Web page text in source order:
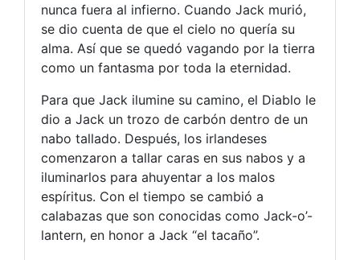
nunca fuera al infierno. Cuando Jack murió,
se dio cuenta de que el cielo no quería su
alma. Así que se quedó vagando por la tierra
como un fantasma por toda la eternidad.
Para que Jack ilumine su camino, el Diablo le
dio a Jack un trozo de carbón dentro de un
nabo tallado. Después, los irlandeses
comenzaron a tallar caras en sus nabos y a
iluminarlos para ahuyentar a los malos
espíritus. Con el tiempo se cambió a
calabazas que son conocidas como Jack-o’-
lantern, en honor a Jack “el tacaño”.